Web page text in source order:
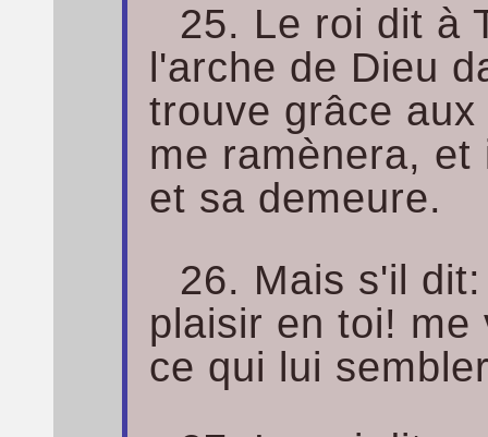
25. Le roi dit à
l'arche de Dieu
trouve grâce
me ramènera,
et sa demeure.
26. Mais s'il
plaisir en toi! me
ce qui lui